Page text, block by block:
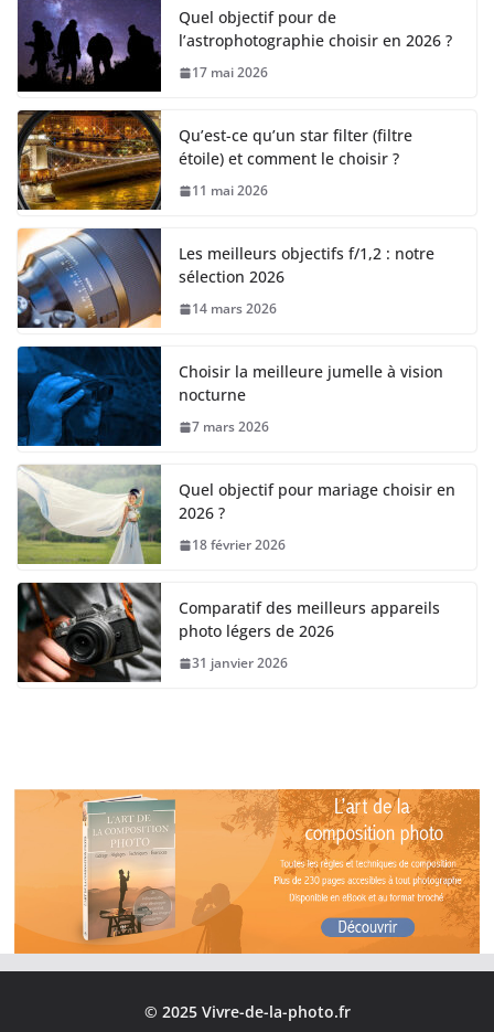
Quel objectif pour de
l’astrophotographie choisir en 2026 ?
17 mai 2026
Qu’est-ce qu’un star filter (filtre
étoile) et comment le choisir ?
11 mai 2026
Les meilleurs objectifs f/1,2 : notre
sélection 2026
14 mars 2026
Choisir la meilleure jumelle à vision
nocturne
7 mars 2026
Quel objectif pour mariage choisir en
2026 ?
18 février 2026
Comparatif des meilleurs appareils
photo légers de 2026
31 janvier 2026
© 2025 Vivre-de-la-photo.fr